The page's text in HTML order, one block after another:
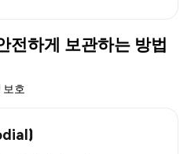
하게 보관하는 방법
보호